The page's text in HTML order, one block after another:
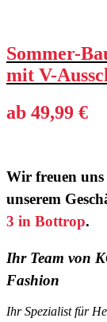
Sommer-
mit V-
ab 49,99 €
Wir freuen
unserem
3 in Bottrop.
Ihr Team von
Fashion
Ihr Spezialist für